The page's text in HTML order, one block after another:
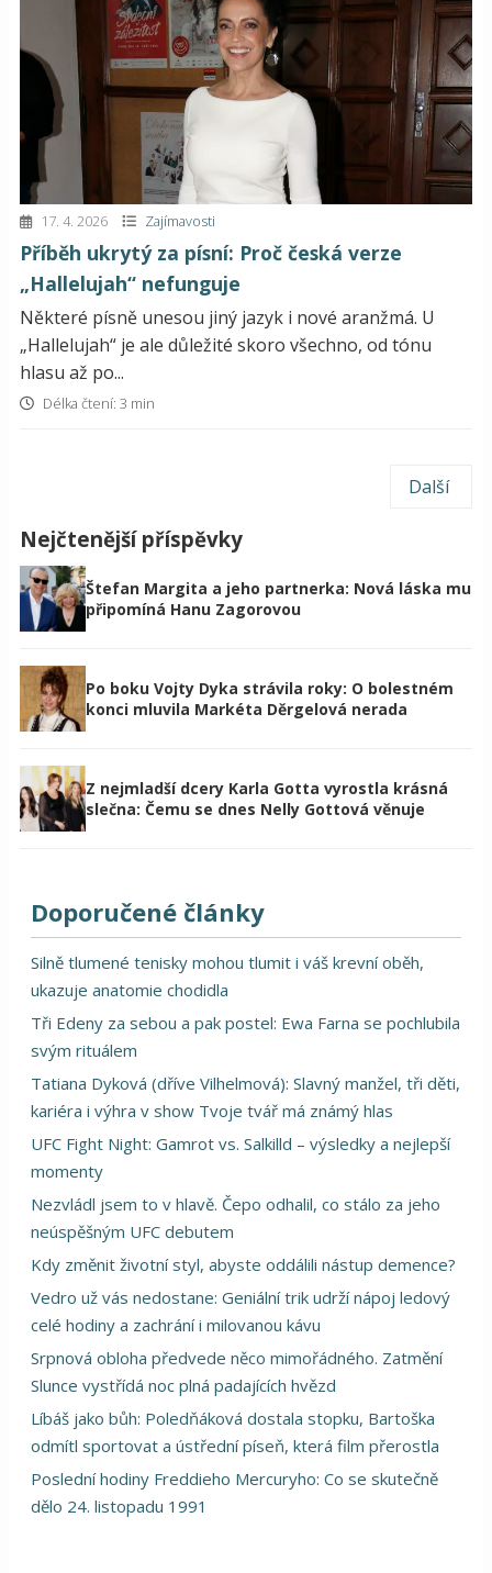
17. 4. 2026 Zajímavosti
Příběh ukrytý za písní: Proč česká verze
„Hallelujah“ nefunguje
Některé písně unesou jiný jazyk i nové aranžmá. U
„Hallelujah“ je ale důležité skoro všechno, od tónu
hlasu až po...
Délka čtení: 3 min
Další
Nejčtenější příspěvky
Štefan Margita a jeho partnerka: Nová láska mu
připomíná Hanu Zagorovou
Po boku Vojty Dyka strávila roky: O bolestném
konci mluvila Markéta Děrgelová nerada
Z nejmladší dcery Karla Gotta vyrostla krásná
slečna: Čemu se dnes Nelly Gottová věnuje
Doporučené články
Silně tlumené tenisky mohou tlumit i váš krevní oběh,
ukazuje anatomie chodidla
Tři Edeny za sebou a pak postel: Ewa Farna se pochlubila
svým rituálem
Tatiana Dyková (dříve Vilhelmová): Slavný manžel, tři děti,
kariéra i výhra v show Tvoje tvář má známý hlas
UFC Fight Night: Gamrot vs. Salkilld – výsledky a nejlepší
momenty
Nezvládl jsem to v hlavě. Čepo odhalil, co stálo za jeho
neúspěšným UFC debutem
Kdy změnit životní styl, abyste oddálili nástup demence?
Vedro už vás nedostane: Geniální trik udrží nápoj ledový
celé hodiny a zachrání i milovanou kávu
Srpnová obloha předvede něco mimořádného. Zatmění
Slunce vystřídá noc plná padajících hvězd
Líbáš jako bůh: Poledňáková dostala stopku, Bartoška
odmítl sportovat a ústřední píseň, která film přerostla
Poslední hodiny Freddieho Mercuryho: Co se skutečně
dělo 24. listopadu 1991